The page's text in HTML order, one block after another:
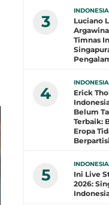
3
INDONESIA
Luciano
Timnas
4
INDONESIA
Erick
Belum
Terbaik:
Eropa
5
INDONESIA
Ini Live
2026: